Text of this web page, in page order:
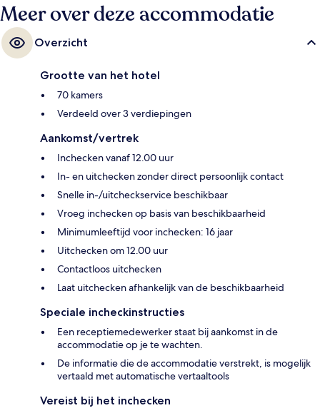
Meer over deze accommodatie
Overzicht
Grootte van het hotel
70 kamers
Verdeeld over 3 verdiepingen
Aankomst/vertrek
Inchecken vanaf 12.00 uur
In- en uitchecken zonder direct persoonlijk contact
Snelle in-/uitcheckservice beschikbaar
Vroeg inchecken op basis van beschikbaarheid
Minimumleeftijd voor inchecken: 16 jaar
Uitchecken om 12.00 uur
Contactloos uitchecken
Laat uitchecken afhankelijk van de beschikbaarheid
Speciale incheckinstructies
Een receptiemedewerker staat bij aankomst in de
accommodatie op je te wachten.
De informatie die de accommodatie verstrekt, is mogelijk
vertaald met automatische vertaaltools
Vereist bij het inchecken